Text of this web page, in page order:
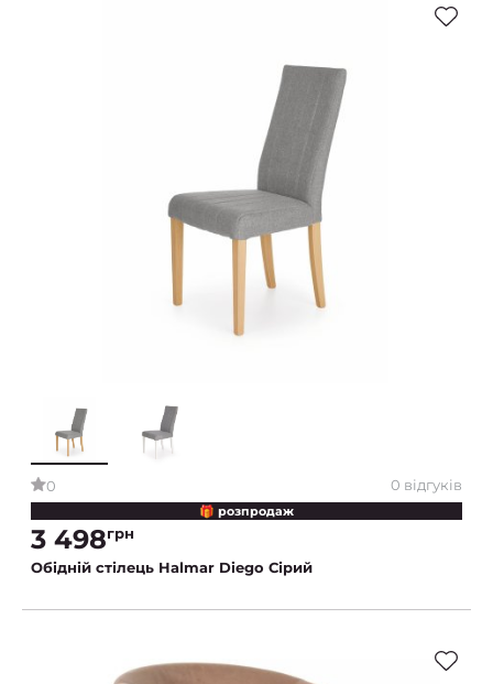
0 0 відгуків
🎁 розпродаж
3 498грн
Обідній стілець Halmar Diego Сірий